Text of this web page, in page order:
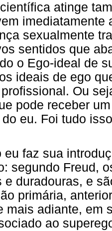
atinge
imediatamente
sexualmente
sentidos que
o Ego-ideal de
ideais de ego
Ou
pode receber
eu. Foi tudo
eu faz sua
segundo Freud,
e duradouras, e
primária,
mais adiante, em
ao